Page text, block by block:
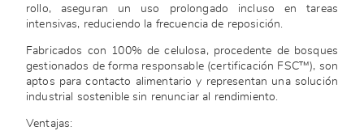
rollo, aseguran un uso prolongado incluso en tareas
intensivas, reduciendo la frecuencia de reposición.
Fabricados con 100% de celulosa, procedente de bosques
gestionados de forma responsable (certificación FSC™), son
aptos para contacto alimentario y representan una solución
industrial sostenible sin renunciar al rendimiento.
Ventajas: